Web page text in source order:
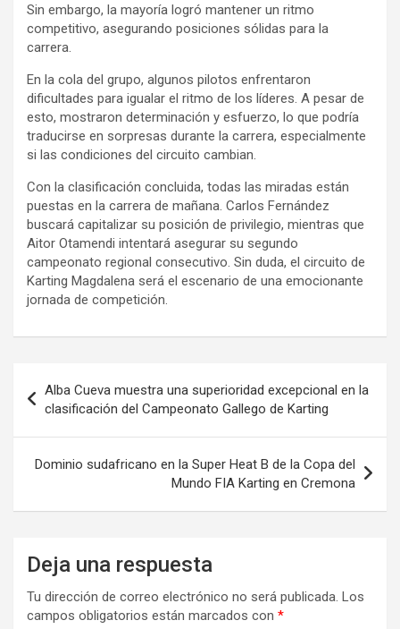
Sin embargo, la mayoría logró mantener un ritmo
competitivo, asegurando posiciones sólidas para la
carrera.
En la cola del grupo, algunos pilotos enfrentaron
dificultades para igualar el ritmo de los líderes. A pesar de
esto, mostraron determinación y esfuerzo, lo que podría
traducirse en sorpresas durante la carrera, especialmente
si las condiciones del circuito cambian.
Con la clasificación concluida, todas las miradas están
puestas en la carrera de mañana. Carlos Fernández
buscará capitalizar su posición de privilegio, mientras que
Aitor Otamendi intentará asegurar su segundo
campeonato regional consecutivo. Sin duda, el circuito de
Karting Magdalena será el escenario de una emocionante
jornada de competición.
de
entradas
Alba Cueva muestra una superioridad excepcional en la
clasificación del Campeonato Gallego de Karting
Dominio sudafricano en la Super Heat B de la Copa del
Mundo FIA Karting en Cremona
Deja una respuesta
Tu dirección de correo electrónico no será publicada. Los
campos obligatorios están marcados con *